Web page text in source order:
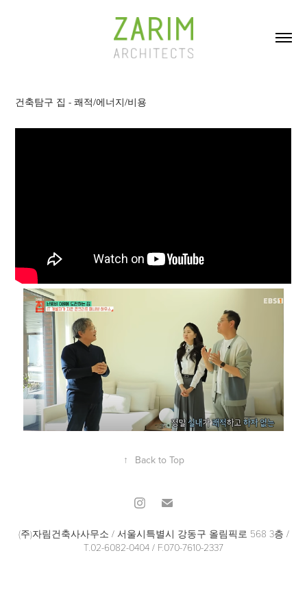
건축탐구 집 - 쾌적/에너지/비용
↑ Back to Top
(주)자림건축사사무소 / 서울시특별시 강동구 올림픽로 568 3층 /
T.02-6082-0404 / F.070-7610-2337